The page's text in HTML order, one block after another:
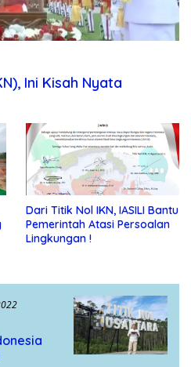
Ini Kisah Nyata
Dari Titik Nol IKN, IASILI Bantu
Pemerintah Atasi Persoalan
Lingkungan !